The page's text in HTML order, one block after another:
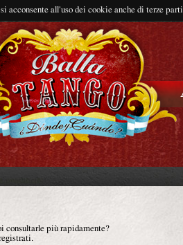
acconsente all'uso dei cookie anche di terze parti
consultarle più rapidamente?